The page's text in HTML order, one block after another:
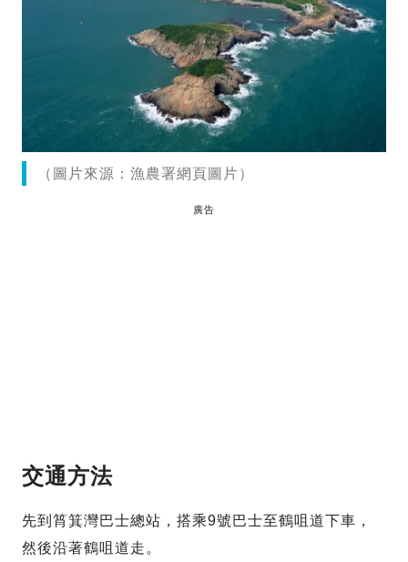
（圖片來源：漁農署網頁圖片）
廣告
交通方法
先到筲箕灣巴士總站，搭乘9號巴士至鶴咀道下車，
然後沿著鶴咀道走。